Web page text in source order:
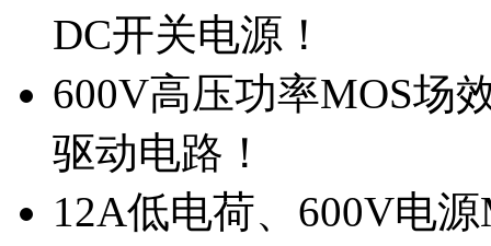
DC开关电源！
600V高压功率MOS场
驱动电路！
12A低电荷、600V电